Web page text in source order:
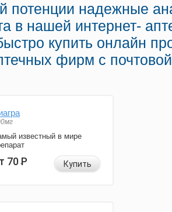
потенции надежные
в нашей интернет-
купить онлайн
фирм с
известный в мире
70Р Купить